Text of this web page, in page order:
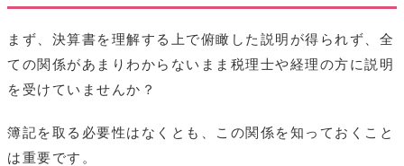
まず、決算書を理解する上で俯瞰した説明が得られず、全
ての関係があまりわからないまま税理士や経理の方に説明
を受けていませんか？
簿記を取る必要性はなくとも、この関係を知っておくこと
は重要です。